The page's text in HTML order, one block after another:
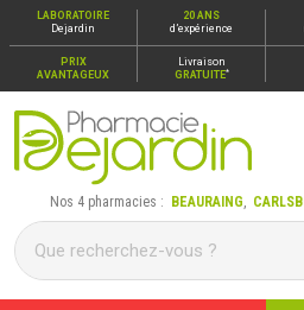
LABORATOIRE
Dejardin
20 ANS
d’expérience
PRIX
AVANTAGEUX
Livraison
GRATUITE*
Pharmacie Dejardin Nos 4
Nos 4 pharmacies : BEAURAING,